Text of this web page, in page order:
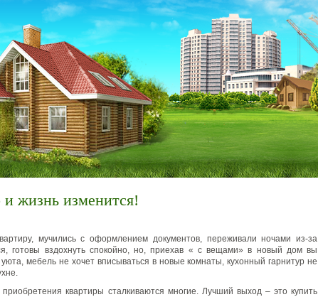
жизнь изменится!
мучились с оформлением документов, переживали ночами из-за
готовы вздохнуть спокойно, но, приехав « с вещами» в новый дом вы
мебель не хочет вписываться в новые комнаты, кухонный гарнитур не
квартиры сталкиваются многие. Лучший выход – это купить